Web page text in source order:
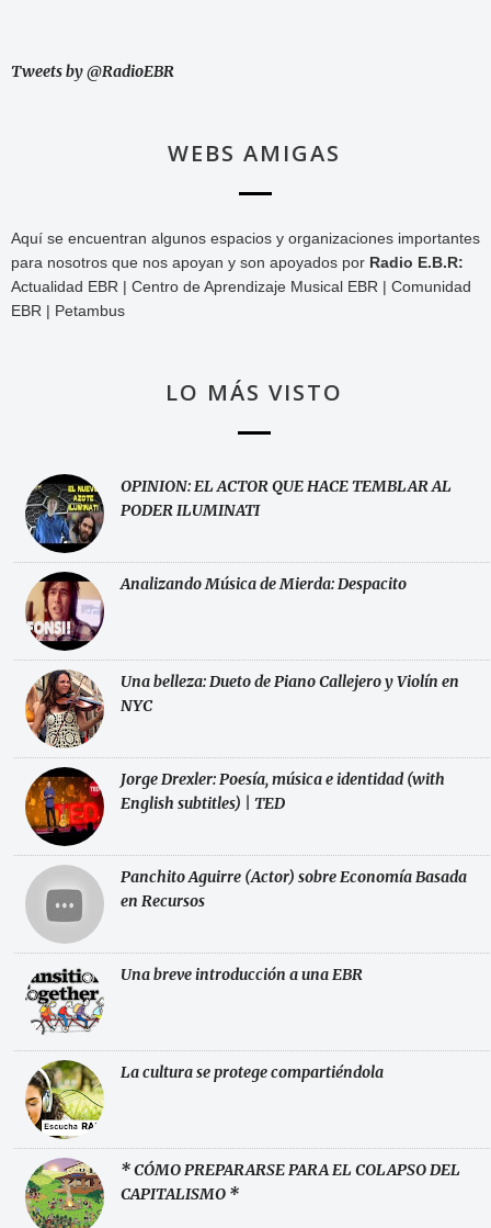
Tweets by @RadioEBR
WEBS AMIGAS
Aquí se encuentran algunos espacios y organizaciones importantes
para nosotros que nos apoyan y son apoyados por Radio E.B.R:
Actualidad EBR | Centro de Aprendizaje Musical EBR | Comunidad
EBR | Petambus
LO MÁS VISTO
OPINION: EL ACTOR QUE HACE TEMBLAR AL
PODER ILUMINATI
Analizando Música de Mierda: Despacito
Una belleza: Dueto de Piano Callejero y Violín en
NYC
Jorge Drexler: Poesía, música e identidad (with
English subtitles) | TED
Panchito Aguirre (Actor) sobre Economía Basada
en Recursos
Una breve introducción a una EBR
La cultura se protege compartiéndola
* CÓMO PREPARARSE PARA EL COLAPSO DEL
CAPITALISMO *